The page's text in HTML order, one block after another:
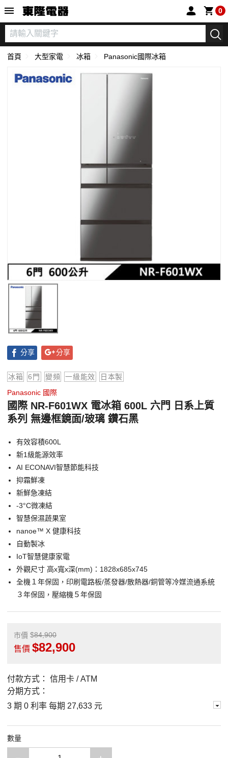
0
首頁 大型家電 冰箱 Panasonic國際冰箱
分享 分享
冰箱 6門 變頻 一級能效
日本製
Panasonic 國際
國際 NR-F601WX 電冰箱 600L 六門 日系上質
系列 無邊框鏡面/玻璃 鑽石黑
有效容積600L
新1級能源效率
AI ECONAVI智慧節能科技
抑霜鮮凍
新鮮急凍結
-3°C微凍結
智慧保濕蔬果室
nanoe™ X 健康科技
自動製冰
IoT智慧健康家電
外觀尺寸 高x寬x深(mm)：1828x685x745
全機１年保固，印刷電路板/蒸發器/散熱器/銅管等冷媒流通系統
３年保固，壓縮機５年保固
市價 84,900
售價 82,900
付款方式：
信用卡 / ATM
分期方式：
3 期 0 利率 每期 27,633 元
數量